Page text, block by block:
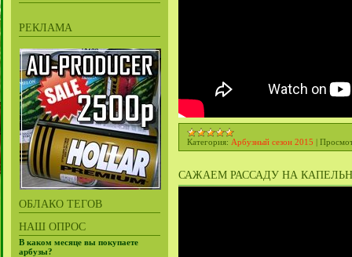
РЕКЛАМА
ОБЛАКО ТЕГОВ
НАШ ОПРОС
В каком месяце вы покупаете
арбузы?
Категория: Арбузный сезон 2015 |
САЖАЕМ РАССАДУ НА